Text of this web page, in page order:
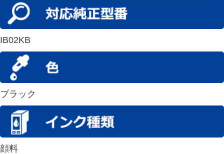
IB02KB
ブラック
顔料